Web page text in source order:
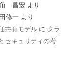
昌宏 より
修一 より
共有モデル に クラ
セキュリティの考